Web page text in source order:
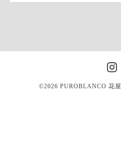
©2026 PUROBLANCO 花屋